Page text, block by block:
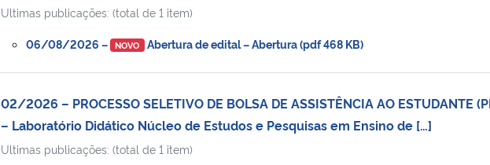
Ultimas publicações: (total de 1 item)
06/08/2026 – NOVO Abertura de edital – Abertura (pdf 468 KB)
02/2026 – PROCESSO SELETIVO DE BOLSA DE ASSISTÊNCIA AO ESTUDANTE
– Laboratório Didático Núcleo de Estudos e Pesquisas em Ensino de […]
Ultimas publicações: (total de 1 item)